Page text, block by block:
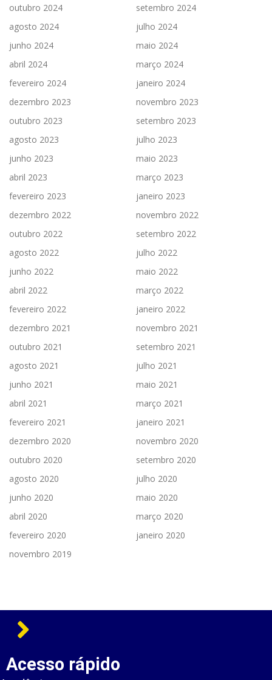
outubro 2024
setembro 2024
agosto 2024
julho 2024
junho 2024
maio 2024
abril 2024
março 2024
fevereiro 2024
janeiro 2024
dezembro 2023
novembro 2023
outubro 2023
setembro 2023
agosto 2023
julho 2023
junho 2023
maio 2023
abril 2023
março 2023
fevereiro 2023
janeiro 2023
dezembro 2022
novembro 2022
outubro 2022
setembro 2022
agosto 2022
julho 2022
junho 2022
maio 2022
abril 2022
março 2022
fevereiro 2022
janeiro 2022
dezembro 2021
novembro 2021
outubro 2021
setembro 2021
agosto 2021
julho 2021
junho 2021
maio 2021
abril 2021
março 2021
fevereiro 2021
janeiro 2021
dezembro 2020
novembro 2020
outubro 2020
setembro 2020
agosto 2020
julho 2020
junho 2020
maio 2020
abril 2020
março 2020
fevereiro 2020
janeiro 2020
novembro 2019
Acesso rápido